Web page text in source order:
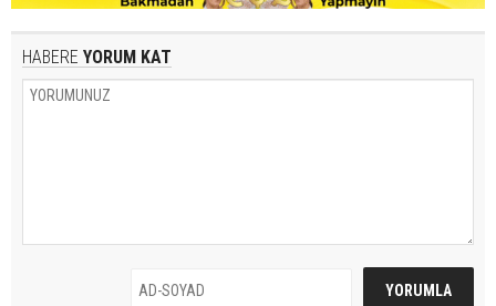
HABERE YORUM KAT